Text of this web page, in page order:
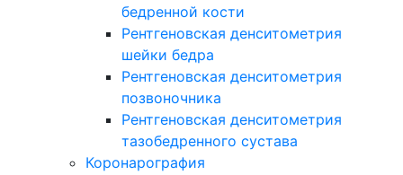
бедренной кости
Рентгеновская денситометрия
шейки бедра
Рентгеновская денситометрия
позвоночника
Рентгеновская денситометрия
тазобедренного сустава
Коронарография